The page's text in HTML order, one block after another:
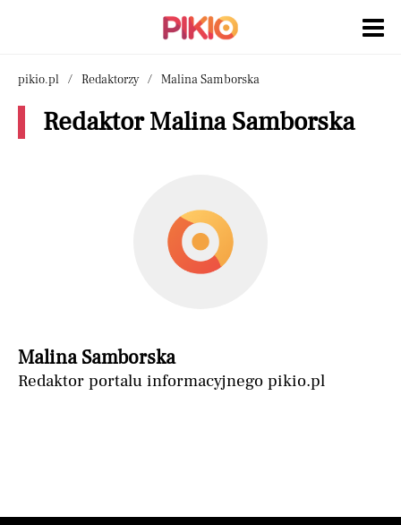
pikio.pl Redaktorzy Malina Samborska
Redaktor Malina Samborska
Malina Samborska
Redaktor portalu informacyjnego pikio.pl